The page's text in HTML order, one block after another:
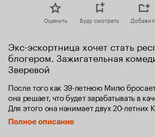
Оценить Буду смотреть
Экс-эскортница хочет стать
блогером. Зажигательная
Зверевой
После того как 39-летнюю Милю
она решает, что будет зарабатывать в
Для этого она нанимает двух 20-летних
которые знают о раскрутке в соцсетях
перед девушками задачу — миллион
Полное описание